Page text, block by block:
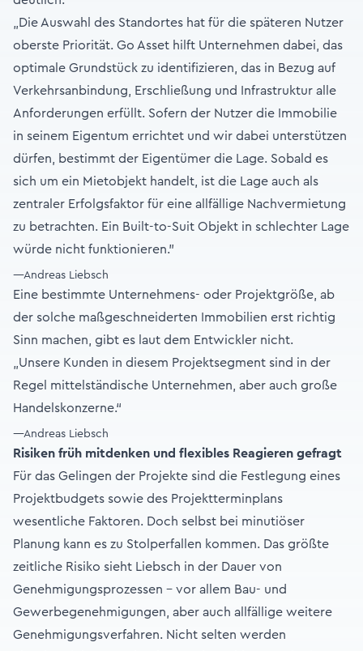
„Die Auswahl des Standortes hat für die späteren Nutzer
oberste Priorität. Go Asset hilft Unternehmen dabei, das
optimale Grundstück zu identifizieren, das in Bezug auf
Verkehrsanbindung, Erschließung und Infrastruktur alle
Anforderungen erfüllt. Sofern der Nutzer die Immobilie
in seinem Eigentum errichtet und wir dabei unterstützen
dürfen, bestimmt der Eigentümer die Lage. Sobald es
sich um ein Mietobjekt handelt, ist die Lage auch als
zentraler Erfolgsfaktor für eine allfällige Nachvermietung
zu betrachten. Ein Built-to-Suit Objekt in schlechter Lage
würde nicht funktionieren."
—Andreas Liebsch
Eine bestimmte Unternehmens- oder Projektgröße, ab
der solche maßgeschneiderten Immobilien erst richtig
Sinn machen, gibt es laut dem Entwickler nicht.
„Unsere Kunden in diesem Projektsegment sind in der
Regel mittelständische Unternehmen, aber auch große
Handelskonzerne.“
—Andreas Liebsch
Risiken früh mitdenken und flexibles Reagieren gefragt
Für das Gelingen der Projekte sind die Festlegung eines
Projektbudgets sowie des Projektterminplans
wesentliche Faktoren. Doch selbst bei minutiöser
Planung kann es zu Stolperfallen kommen. Das größte
zeitliche Risiko sieht Liebsch in der Dauer von
Genehmigungsprozessen – vor allem Bau- und
Gewerbegenehmigungen, aber auch allfällige weitere
Genehmigungsverfahren. Nicht selten werden